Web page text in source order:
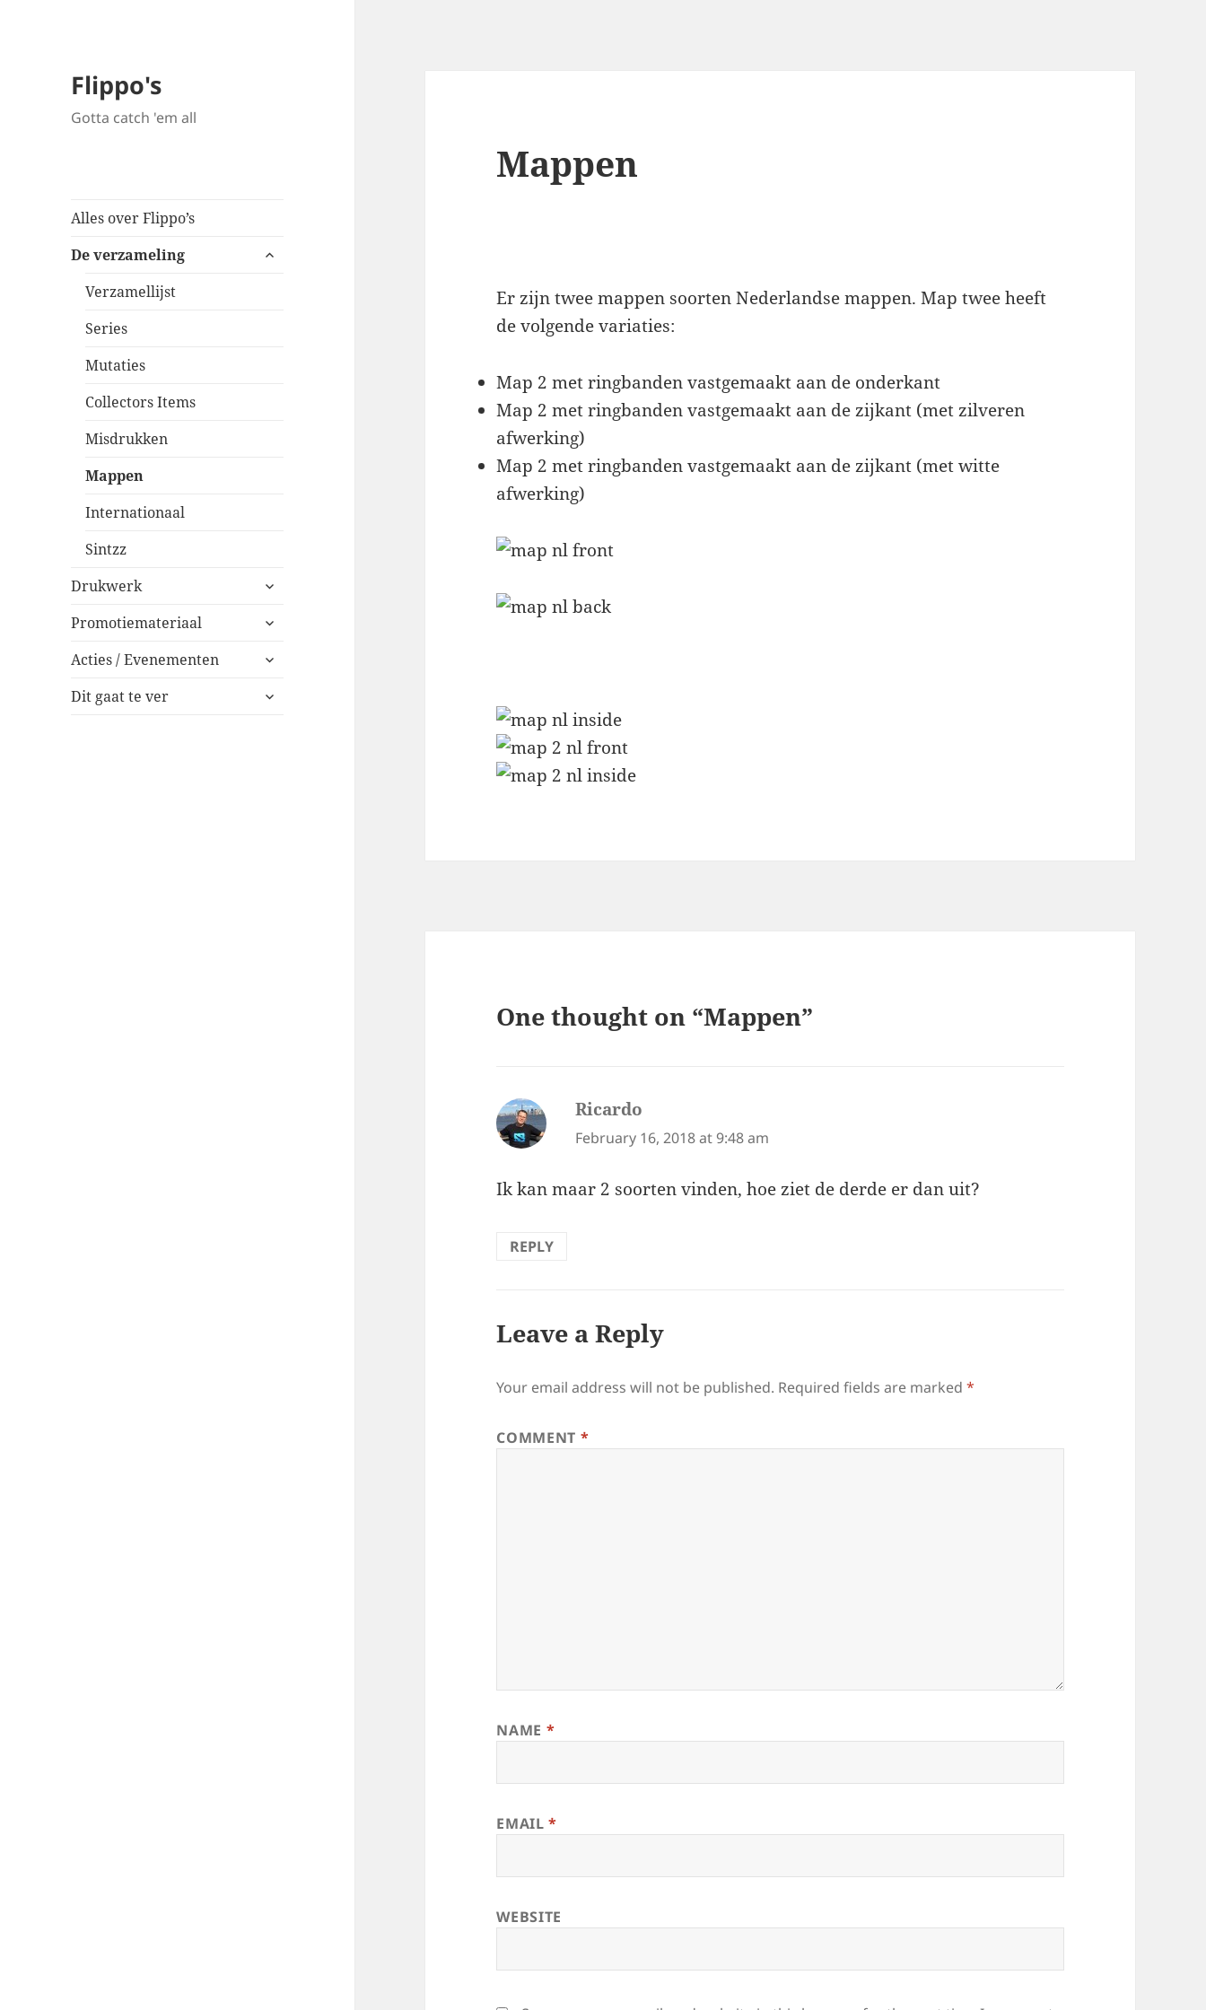
Flippo's
Gotta catch 'em all
Alles over Flippo’s
De verzameling
expand
Verzamellijst
Series
Mutaties
Collectors Items
Misdrukken
Mappen
Internationaal
Sintzz
Drukwerk
expand
menu
Promotiemateriaal
expand
menu
Acties / Evenementen
expand
menu
Dit gaat te ver
expand
Mappen
Er zijn twee mappen soorten Nederlandse mappen. Map twee heeft
de volgende variaties:
Map 2 met ringbanden vastgemaakt aan de onderkant
Map 2 met ringbanden vastgemaakt aan de zijkant (met zilveren
afwerking)
Map 2 met ringbanden vastgemaakt aan de zijkant (met witte
afwerking)
One thought on “Mappen”
Ricardo
February 16, 2018 at 9:48 am
Ik kan maar 2 soorten vinden, hoe ziet de derde er dan uit?
REPLY
Leave a Reply
Your email address will not be published. Required fields are marked*
COMMENT *
NAME *
EMAIL*
WEBSITE